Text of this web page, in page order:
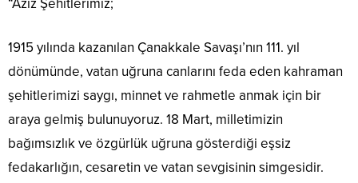
“Aziz Şehitlerimiz;
1915 yılında kazanılan Çanakkale Savaşı’nın 111. yıl
dönümünde, vatan uğruna canlarını feda eden kahraman
şehitlerimizi saygı, minnet ve rahmetle anmak için bir
araya gelmiş bulunuyoruz. 18 Mart, milletimizin
bağımsızlık ve özgürlük uğruna gösterdiği eşsiz
fedakarlığın, cesaretin ve vatan sevgisinin simgesidir.